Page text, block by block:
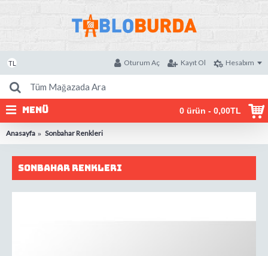
0 ürün - 0,00TL
TL Oturum Aç Kayıt Ol Hesabım
MENÜ
Anasayfa Sonbahar Renkleri
Sonbahar Renkleri